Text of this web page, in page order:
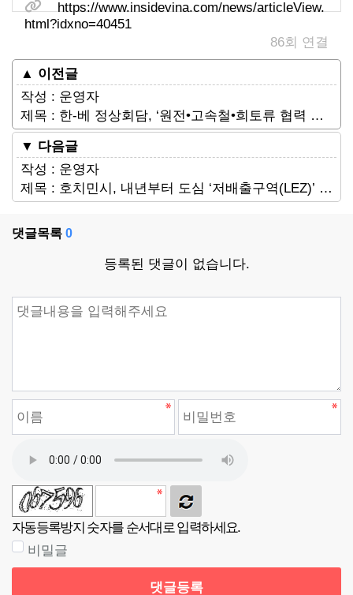
https://www.insidevina.com/news/articleView.
html?idxno=40451
86회 연결
▲ 이전글
작성 : 운영자
제목 : 한-베 정상회담, ‘원전•고속철•희토류 협력 강화’…공동언론발표
▼ 다음글
작성 : 운영자
제목 : 호치민시, 내년부터 도심 ‘저배출구역(LEZ)’ 지정 논의…노후차 통행제한
댓글목록 0
등록된 댓글이 없습니다.
댓글쓰기
자동등록방지 숫자를 순서대로 입력하세요.
비밀글
댓글등록